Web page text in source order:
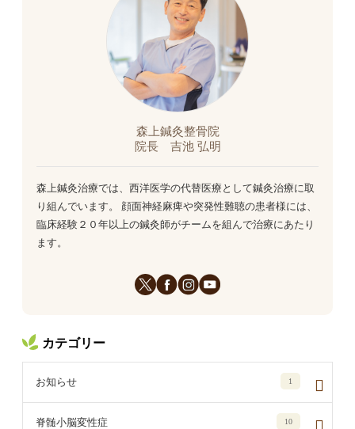
森上鍼灸整骨院
院長 吉池 弘明
森上鍼灸治療では、西洋医学の代替医療として鍼灸治療に取
り組んでいます。 顔面神経麻痺や突発性難聴の患者様には、
臨床経験２０年以上の鍼灸師がチームを組んで治療にあたり
ます。
カテゴリー
お知らせ 1
脊髄小脳変性症 10